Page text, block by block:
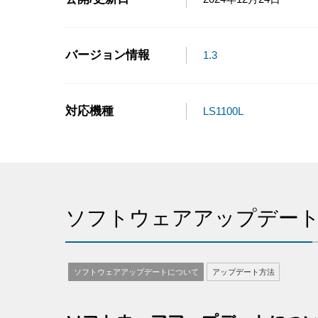
バージョン情報 1.3
対応機種 LS1100L
ソフトウェアアップデー
ソフトウェアアップデートについて アップデート方法